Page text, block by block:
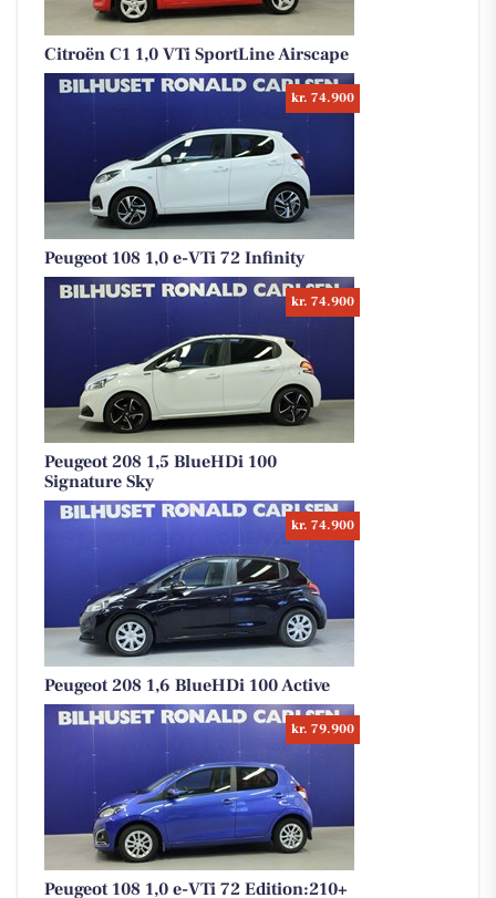
Citroën C1 1,0 VTi SportLine Airscape
kr. 74.900
Peugeot 108 1,0 e-VTi 72 Infinity
kr. 74.900
Peugeot 208 1,5 BlueHDi 100
Signature Sky
kr. 74.900
Peugeot 208 1,6 BlueHDi 100 Active
kr. 79.900
Peugeot 108 1,0 e-VTi 72 Edition:210+